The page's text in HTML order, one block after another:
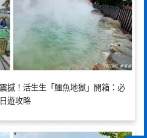
撼！活生生「鱷魚地獄」開箱：必
遊攻略